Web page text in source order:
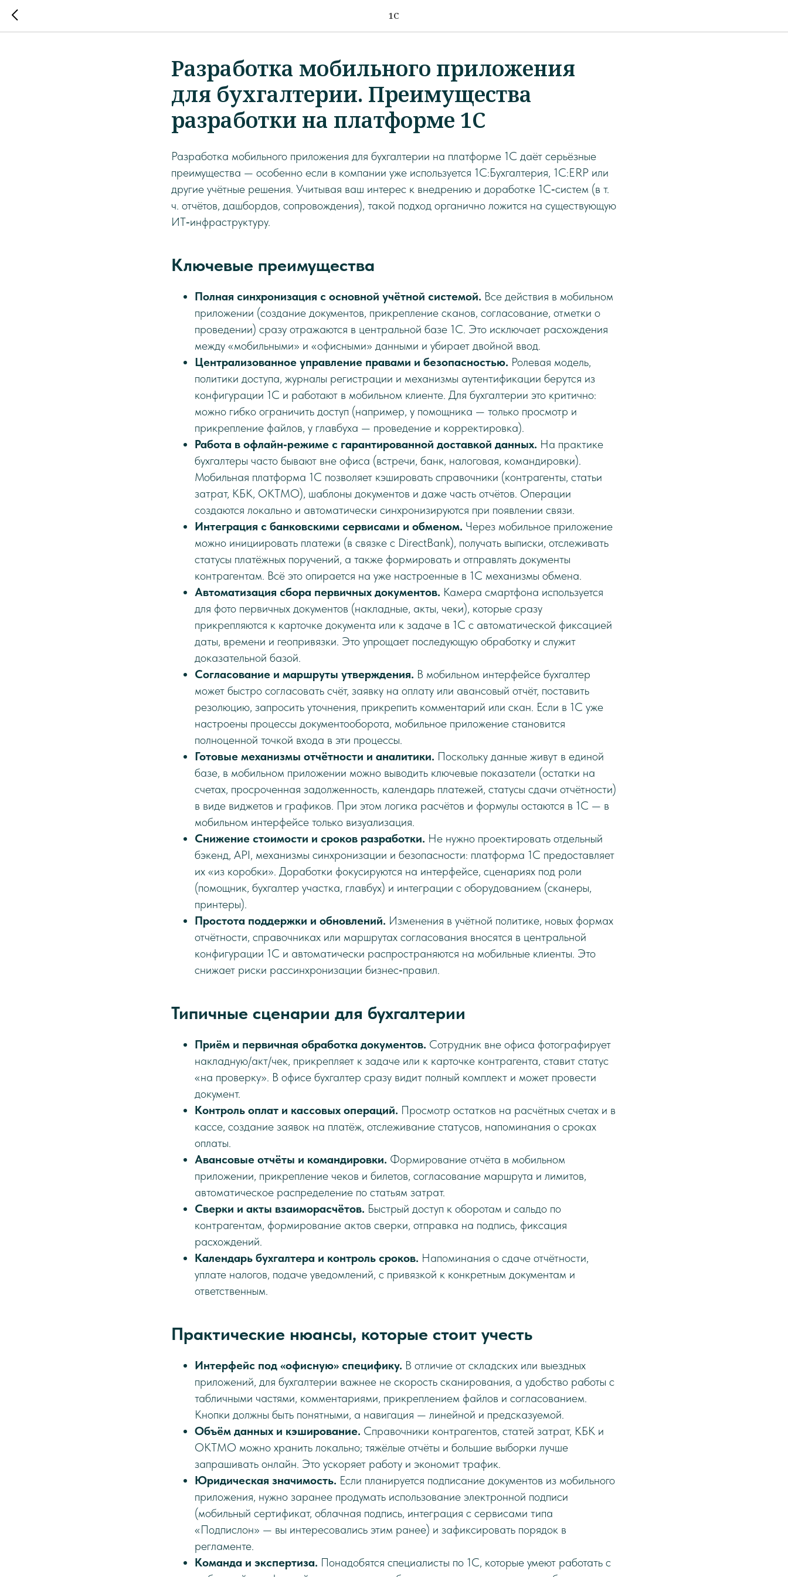
1С
Разработка мобильного приложения
для бухгалтерии. Преимущества
разработки на платформе 1С
Разработка мобильного приложения для бухгалтерии на платформе 1С даёт серьёзные
преимущества — особенно если в компании уже используется 1С:Бухгалтерия, 1С:ERP или
другие учётные решения. Учитывая ваш интерес к внедрению и доработке 1С‑систем (в т.
ч. отчётов, дашбордов, сопровождения), такой подход органично ложится на существующую
ИТ‑инфраструктуру.
Ключевые преимущества
Полная синхронизация с основной учётной системой. Все действия в мобильном
приложении (создание документов, прикрепление сканов, согласование, отметки о
проведении) сразу отражаются в центральной базе 1С. Это исключает расхождения
между «мобильными» и «офисными» данными и убирает двойной ввод.
Централизованное управление правами и безопасностью. Ролевая модель,
политики доступа, журналы регистрации и механизмы аутентификации берутся из
конфигурации 1С и работают в мобильном клиенте. Для бухгалтерии это критично:
можно гибко ограничить доступ (например, у помощника — только просмотр и
прикрепление файлов, у главбуха — проведение и корректировка).
Работа в офлайн‑режиме с гарантированной доставкой данных. На практике
бухгалтеры часто бывают вне офиса (встречи, банк, налоговая, командировки).
Мобильная платформа 1С позволяет кэшировать справочники (контрагенты, статьи
затрат, КБК, ОКТМО), шаблоны документов и даже часть отчётов. Операции
создаются локально и автоматически синхронизируются при появлении связи.
Интеграция с банковскими сервисами и обменом. Через мобильное приложение
можно инициировать платежи (в связке с DirectBank), получать выписки, отслеживать
статусы платёжных поручений, а также формировать и отправлять документы
контрагентам. Всё это опирается на уже настроенные в 1С механизмы обмена.
Автоматизация сбора первичных документов. Камера смартфона используется
для фото первичных документов (накладные, акты, чеки), которые сразу
прикрепляются к карточке документа или к задаче в 1С с автоматической фиксацией
даты, времени и геопривязки. Это упрощает последующую обработку и служит
доказательной базой.
Согласование и маршруты утверждения. В мобильном интерфейсе бухгалтер
может быстро согласовать счёт, заявку на оплату или авансовый отчёт, поставить
резолюцию, запросить уточнения, прикрепить комментарий или скан. Если в 1С уже
настроены процессы документооборота, мобильное приложение становится
полноценной точкой входа в эти процессы.
Готовые механизмы отчётности и аналитики. Поскольку данные живут в единой
базе, в мобильном приложении можно выводить ключевые показатели (остатки на
счетах, просроченная задолженность, календарь платежей, статусы сдачи отчётности)
в виде виджетов и графиков. При этом логика расчётов и формулы остаются в 1С — в
мобильном интерфейсе только визуализация.
Снижение стоимости и сроков разработки. Не нужно проектировать отдельный
бэкенд, API, механизмы синхронизации и безопасности: платформа 1С предоставляет
их «из коробки». Доработки фокусируются на интерфейсе, сценариях под роли
(помощник, бухгалтер участка, главбух) и интеграции с оборудованием (сканеры,
принтеры).
Простота поддержки и обновлений. Изменения в учётной политике, новых формах
отчётности, справочниках или маршрутах согласования вносятся в центральной
конфигурации 1С и автоматически распространяются на мобильные клиенты. Это
снижает риски рассинхронизации бизнес‑правил.
Типичные сценарии для бухгалтерии
Приём и первичная обработка документов. Сотрудник вне офиса фотографирует
накладную/акт/чек, прикрепляет к задаче или к карточке контрагента, ставит статус
«на проверку». В офисе бухгалтер сразу видит полный комплект и может провести
документ.
Контроль оплат и кассовых операций. Просмотр остатков на расчётных счетах и в
кассе, создание заявок на платёж, отслеживание статусов, напоминания о сроках
оплаты.
Авансовые отчёты и командировки. Формирование отчёта в мобильном
приложении, прикрепление чеков и билетов, согласование маршрута и лимитов,
автоматическое распределение по статьям затрат.
Сверки и акты взаиморасчётов. Быстрый доступ к оборотам и сальдо по
контрагентам, формирование актов сверки, отправка на подпись, фиксация
расхождений.
Календарь бухгалтера и контроль сроков. Напоминания о сдаче отчётности,
уплате налогов, подаче уведомлений, с привязкой к конкретным документам и
ответственным.
Практические нюансы, которые стоит учесть
Интерфейс под «офисную» специфику. В отличие от складских или выездных
приложений, для бухгалтерии важнее не скорость сканирования, а удобство работы с
табличными частями, комментариями, прикреплением файлов и согласованием.
Кнопки должны быть понятными, а навигация — линейной и предсказуемой.
Объём данных и кэширование. Справочники контрагентов, статей затрат, КБК и
ОКТМО можно хранить локально; тяжёлые отчёты и большие выборки лучше
запрашивать онлайн. Это ускоряет работу и экономит трафик.
Юридическая значимость. Если планируется подписание документов из мобильного
приложения, нужно заранее продумать использование электронной подписи
(мобильный сертификат, облачная подпись, интеграция с сервисами типа
«Подпислон» — вы интересовались этим ранее) и зафиксировать порядок в
регламенте.
Команда и экспертиза. Понадобятся специалисты по 1С, которые умеют работать с